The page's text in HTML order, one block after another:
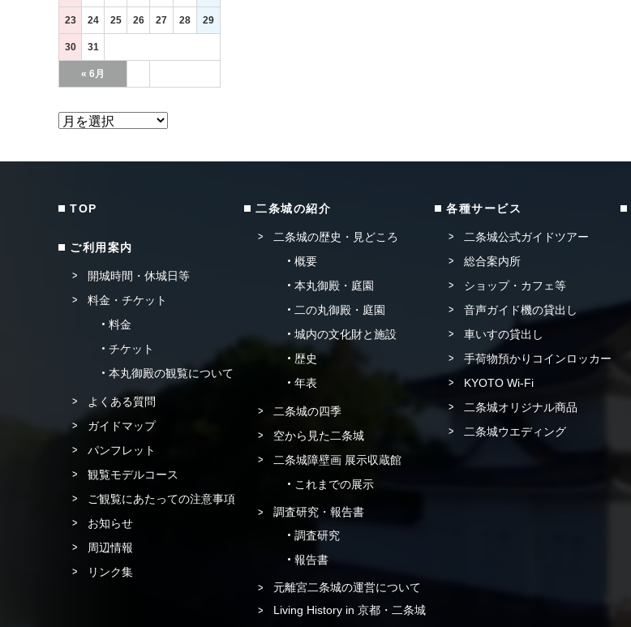
« 6月
23 24 25 26 27 28 29
30 31
TOP
ご利用案内
開城時間・休城日等
料金・チケット
料金
チケット
本丸御殿の観覧について
よくある質問
ガイドマップ
パンフレット
観覧モデルコース
ご観覧にあたっての注意事項
お知らせ
周辺情報
リンク集
二条城の紹介
二条城の歴史・見どころ
概要
本丸御殿・庭園
二の丸御殿・庭園
城内の文化財と施設
歴史
年表
二条城の四季
空から見た二条城
二条城障壁画 展示収蔵館
これまでの展示
調査研究・報告書
調査研究
報告書
元離宮二条城の運営について
Living History in 京都・二条城
各種サービス
二条城公式ガイドツアー
総合案内所
ショップ・カフェ等
音声ガイド機の貸出し
車いすの貸出し
手荷物預かりコインロッカー
KYOTO Wi-Fi
二条城オリジナル商品
二条城ウエディング